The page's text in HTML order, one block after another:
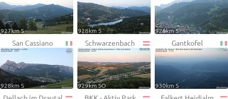
927km S 928km S 928km S
San Cassiano
928km S
Schwarzenbach
929km SO
Gantkofel
930km S